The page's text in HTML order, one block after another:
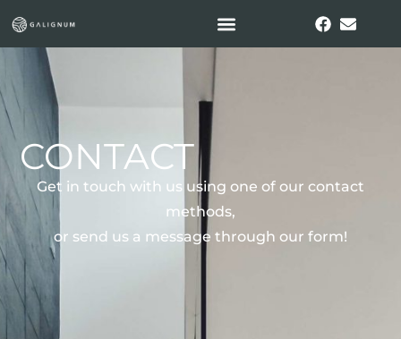
CONTACT
Get in touch with us using one of our contact
methods,
or send us a message through our form!